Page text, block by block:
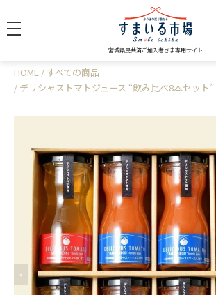
宮城県民共済ご加入者さま専用サイト
HOME
すべての商品
デリシャストマトジュース “飲み比べ8本セット”